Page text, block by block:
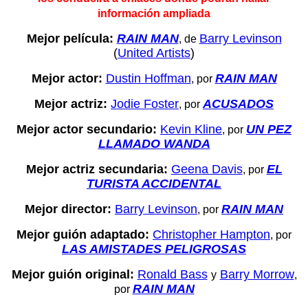
información ampliada
Mejor película: RAIN MAN, de Barry Levinson
(United Artists)
Mejor actor: Dustin Hoffman, por RAIN MAN
Mejor actriz: Jodie Foster, por ACUSADOS
Mejor actor secundario: Kevin Kline, por UN PEZ
LLAMADO WANDA
Mejor actriz secundaria: Geena Davis, por EL
TURISTA ACCIDENTAL
Mejor director: Barry Levinson, por RAIN MAN
Mejor guión adaptado: Christopher Hampton, por
LAS AMISTADES PELIGROSAS
Mejor guión original: Ronald Bass y Barry Morrow,
por RAIN MAN